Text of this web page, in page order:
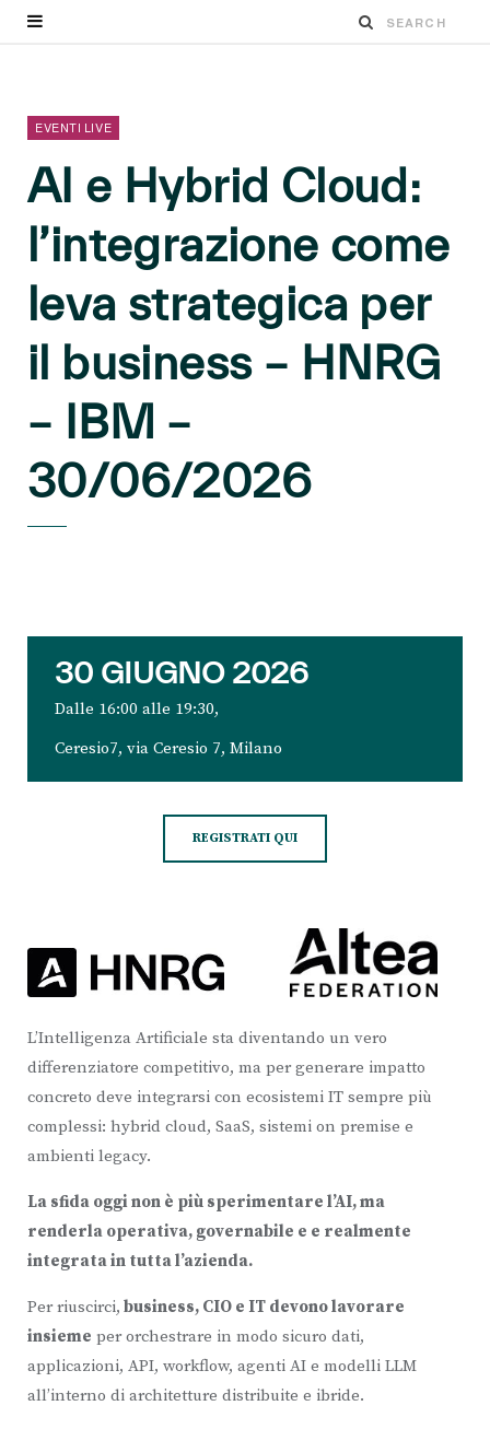
EVENTI LIVE
AI e Hybrid Cloud:
l’integrazione come
leva strategica per
il business – HNRG
– IBM –
30/06/2026
30 GIUGNO 2026
Dalle 16:00 alle 19:30,
Ceresio7, via Ceresio 7, Milano
REGISTRATI QUI
L’Intelligenza Artificiale sta diventando un vero
differenziatore competitivo, ma per generare impatto
concreto deve integrarsi con ecosistemi IT sempre più
complessi: hybrid cloud, SaaS, sistemi on premise e
ambienti legacy.
La sfida oggi non è più sperimentare l’AI, ma
renderla operativa, governabile e e realmente
integrata in tutta l’azienda.
Per riuscirci, business, CIO e IT devono lavorare
insieme per orchestrare in modo sicuro dati,
applicazioni, API, workflow, agenti AI e modelli LLM
all’interno di architetture distribuite e ibride.